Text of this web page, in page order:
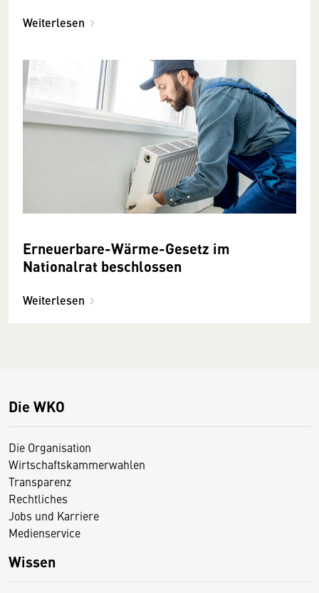
zurück
Weiterlesen
Erneuerbare-Wärme-Gesetz im
Nationalrat beschlossen
Weiterlesen
Die WKO
Die Organisation
Wirtschaftskammerwahlen
Transparenz
Rechtliches
Jobs und Karriere
Medienservice
Wissen